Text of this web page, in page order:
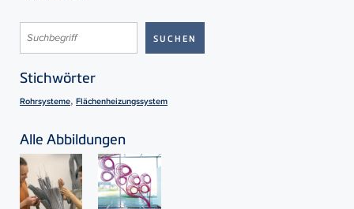
Stichwörter
Rohrsysteme, Flächenheizungssystem
Alle Abbildungen